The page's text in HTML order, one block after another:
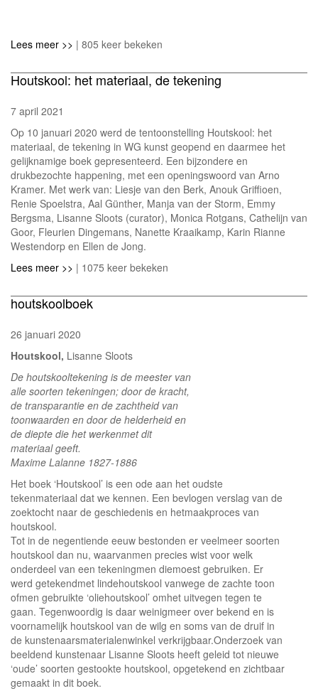
Lees meer >> | 805 keer bekeken
Houtskool: het materiaal, de tekening
7 april 2021
Op 10 januari 2020 werd de tentoonstelling Houtskool: het
materiaal, de tekening in WG kunst geopend en daarmee het
gelijknamige boek gepresenteerd. Een bijzondere en
drukbezochte happening, met een openingswoord van Arno
Kramer. Met werk van: Liesje van den Berk, Anouk Griffioen,
Renie Spoelstra, Aal Günther, Manja van der Storm, Emmy
Bergsma, Lisanne Sloots (curator), Monica Rotgans, Cathelijn van
Goor, Fleurien Dingemans, Nanette Kraaikamp, Karin Rianne
Westendorp en Ellen de Jong.
Lees meer >> | 1075 keer bekeken
houtskoolboek
26 januari 2020
Houtskool, Lisanne Sloots
De houtskooltekening is de meester van
alle soorten tekeningen; door de kracht,
de transparantie en de zachtheid van
toonwaarden en door de helderheid en
de diepte die het werkenmet dit
materiaal geeft.
Maxime Lalanne 1827-1886
Het boek ‘Houtskool’ is een ode aan het oudste
tekenmateriaal dat we kennen. Een bevlogen verslag van de
zoektocht naar de geschiedenis en hetmaakproces van
houtskool.
Tot in de negentiende eeuw bestonden er veelmeer soorten
houtskool dan nu, waarvanmen precies wist voor welk
onderdeel van een tekeningmen diemoest gebruiken. Er
werd getekendmet lindehoutskool vanwege de zachte toon
ofmen gebruikte ‘oliehoutskool’ omhet uitvegen tegen te
gaan. Tegenwoordig is daar weinigmeer over bekend en is
voornamelijk houtskool van de wilg en soms van de druif in
de kunstenaarsmaterialenwinkel verkrijgbaar.Onderzoek van
beeldend kunstenaar Lisanne Sloots heeft geleid tot nieuwe
‘oude’ soorten gestookte houtskool, opgetekend en zichtbaar
gemaakt in dit boek.